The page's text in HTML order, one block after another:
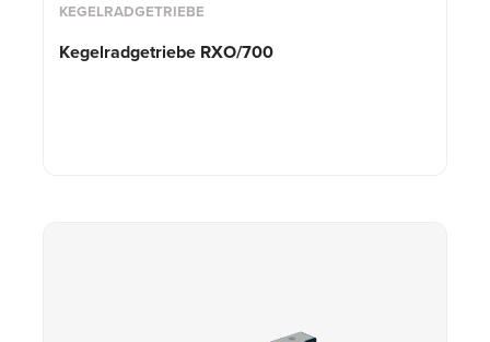
KEGELRADGETRIEBE
Kegelradgetriebe RXO/700